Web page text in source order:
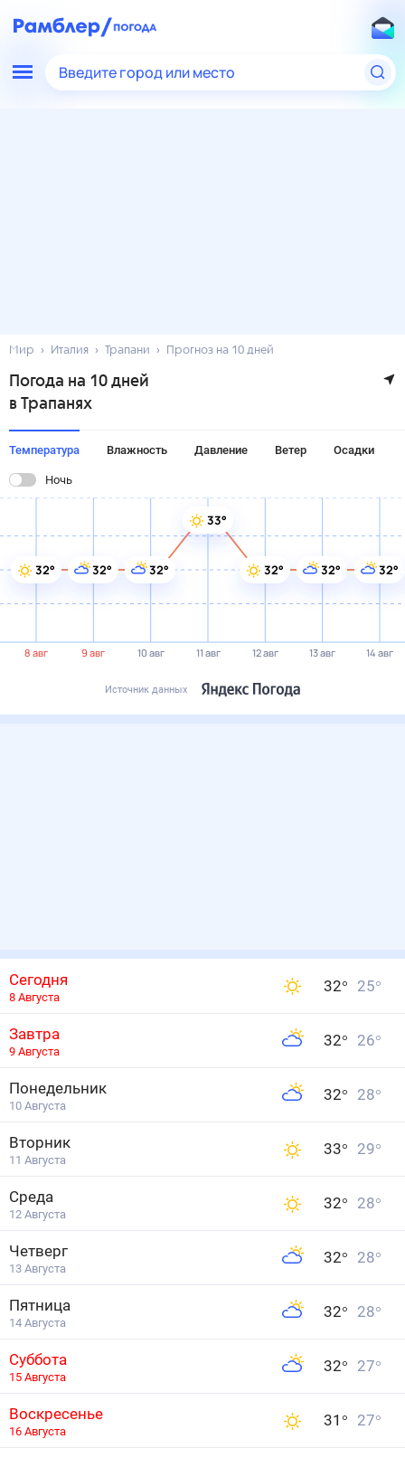
Введите город или место
Мир Италия Трапани Прогноз на 10 дней
Погода на 10 дней
в Трапанях
Температура Влажность Давление Ветер Осадки
Ночь
8 авг 9 авг 10 авг 11 авг 12 авг 13 авг 14 авг
32° 32° 32°
33°
32° 32° 32°
Источник данных
Сегодня
8 Августа
32° 25°
Завтра
9 Августа
32° 26°
Понедельник
10 Августа
32° 28°
Вторник
11 Августа
33° 29°
Среда
12 Августа
32° 28°
Четверг
13 Августа
32° 28°
Пятница
14 Августа
32° 28°
Суббота
15 Августа
32° 27°
Воскресенье
16 Августа
31 ° 27°